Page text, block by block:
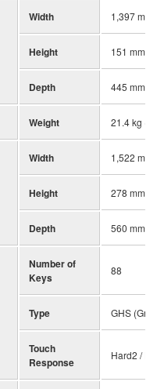
Width 1,397 mm
Height 151 mm (5-
Depth 445 mm
Weight 21.4 kg (47
Width 1,522 mm
Height 278 mm
Depth 560 mm
Number of
Keys
88
Type GHS
Touch
Response
Hard2 /